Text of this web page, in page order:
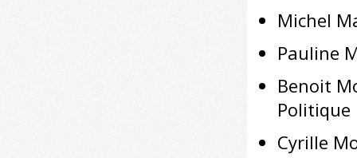
Michel
Pauline
Benoit
Politique
Cyrille